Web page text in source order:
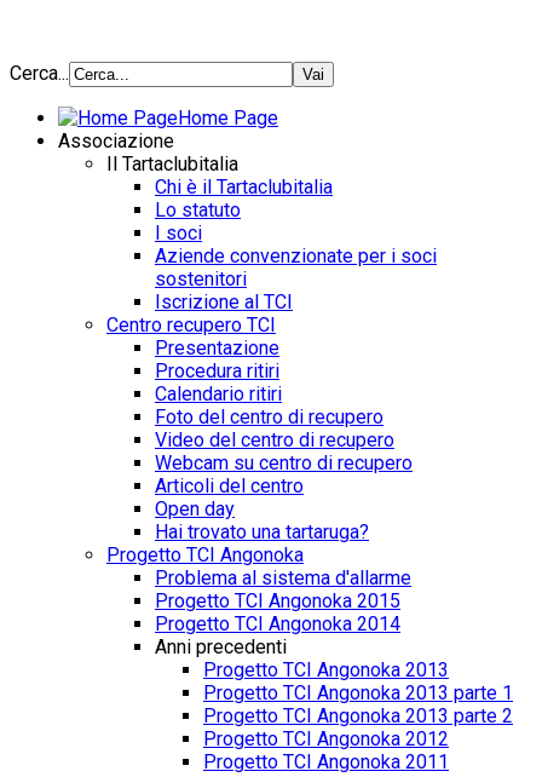
Cerca...
Home Page
Associazione
Il Tartaclubitalia
Chi è il Tartaclubitalia
Lo statuto
I soci
Aziende convenzionate per i soci
sostenitori
Iscrizione al TCI
Centro recupero TCI
Presentazione
Procedura ritiri
Calendario ritiri
Foto del centro di recupero
Video del centro di recupero
Webcam su centro di recupero
Articoli del centro
Open day
Hai trovato una tartaruga?
Progetto TCI Angonoka
Problema al sistema d'allarme
Progetto TCI Angonoka 2015
Progetto TCI Angonoka 2014
Anni precedenti
Progetto TCI Angonoka 2013
Progetto TCI Angonoka 2013 parte 1
Progetto TCI Angonoka 2013 parte 2
Progetto TCI Angonoka 2012
Progetto TCI Angonoka 2011